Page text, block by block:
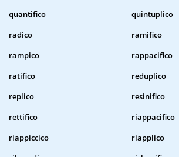
quantifico
quintuplico
radico
ramifico
rampico
rappacifico
ratifico
reduplico
replico
resinifico
rettifico
riappacifico
riappiccico
riapplico